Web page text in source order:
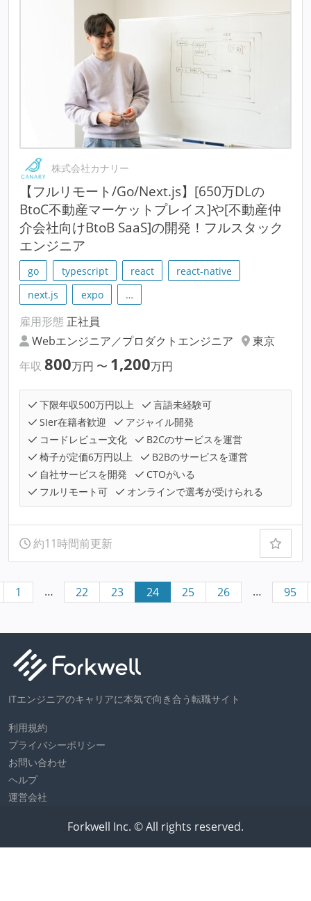
株式会社カナリー
【フルリモート/Go/Next.js】[650万DLの
BtoC不動産マーケットプレイス]や[不動産仲
介会社向けBtoB SaaS]の開発！フルスタック
エンジニア
go typescript react
react-native
next.js
expo …
雇用形態 正社員
Webエンジニア／プロダクトエンジニア
東京
年収 800万円 〜 1,200万円
下限年収500万円以上
言語未経験可
SIer在籍者歓迎
アジャイル開発
コードレビュー文化
B2Cのサービスを運営
椅子が定価6万円以上
B2Bのサービスを運営
自社サービスを開発
CTOがいる
フルリモート可
オンラインで選考が受けられる
約11時間前更新
1 … 22 23 24 25 26 … 95
ITエンジニアのキャリアに本気で向き合う転職サイト
利用規約
プライバシーポリシー
お問い合わせ
ヘルプ
運営会社
Forkwell Inc. © All rights reserved.